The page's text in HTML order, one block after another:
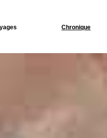
Chronique